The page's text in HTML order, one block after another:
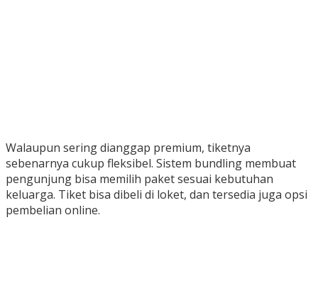
Walaupun sering dianggap premium, tiketnya
sebenarnya cukup fleksibel. Sistem bundling membuat
pengunjung bisa memilih paket sesuai kebutuhan
keluarga. Tiket bisa dibeli di loket, dan tersedia juga opsi
pembelian online.